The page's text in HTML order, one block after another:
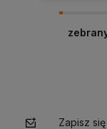
Zapisz